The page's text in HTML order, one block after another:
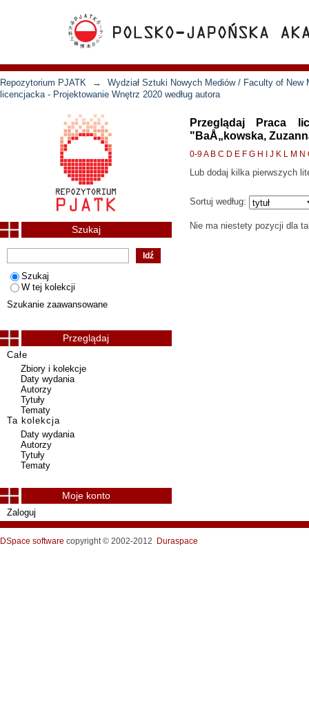
Repozytorium PJATK →
Wydział Sztuki Nowych Mediów / Faculty of New
licencjacka - Projektowanie Wnętrz 2020 według autora
Przeglądaj Praca
"BaÅ„kowska,
0-9A B C D E F G H J K L M N
Lub dodaj kilka pierwszych
Sortuj według:
Nie ma niestety pozycji dla
Szukaj
Szukaj
W tej kolekcji
Szukanie zaawansowane
Przeglądaj
Całe
Zbiory i kolekcje
Daty wydania
Autorzy
Tytuły
Tematy
Ta kolekcja
Daty wydania
Autorzy
Tytuły
Tematy
Moje konto
Zaloguj
DSpace software copyright © 2002-2012 Duraspace